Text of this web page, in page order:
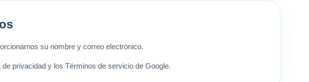
su nombre y correo electrónico.
privacidad y los Términos de servicio de Google.